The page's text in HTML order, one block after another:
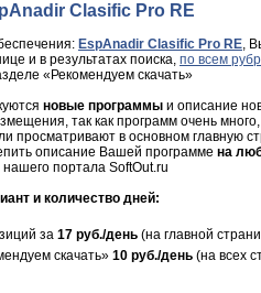
Clasific Pro RE
EspAnadir Clasific Pro RE,
и в результатах поиска, по всем
«Рекомендуем скачать»
новые программы и описание
так как программ очень
просматривают в основном главную
описание Вашей программе на
портала SoftOut.ru
и количество дней:
за 17 руб./день (на главной
скачать» 10 руб./день (на всех